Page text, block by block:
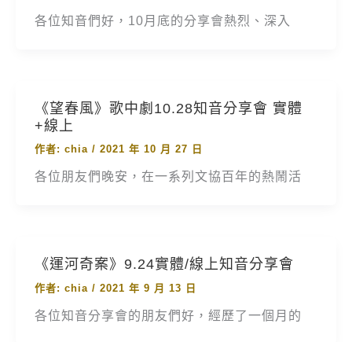
各位知音們好，10月底的分享會熱烈、深入
《望春風》歌中劇10.28知音分享會 實體
+線上
作者: chia / 2021 年 10 月 27 日
各位朋友們晚安，在一系列文協百年的熱鬧活
《運河奇案》9.24實體/線上知音分享會
作者: chia / 2021 年 9 月 13 日
各位知音分享會的朋友們好，經歷了一個月的